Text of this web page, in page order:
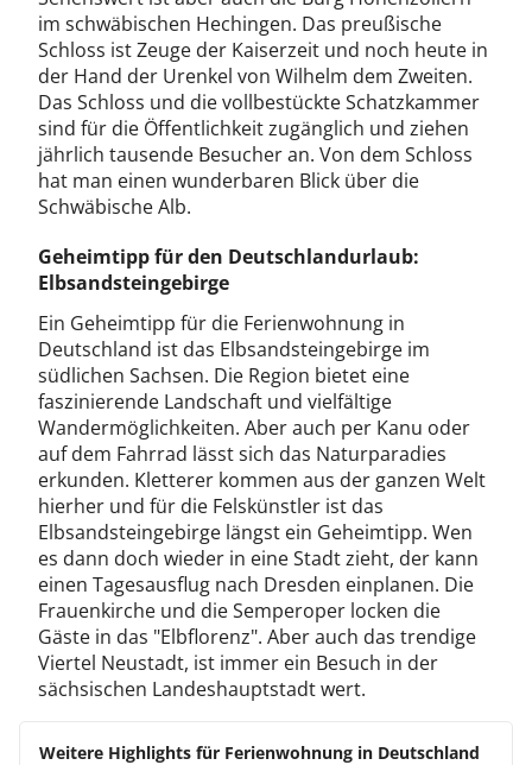
im schwäbischen Hechingen. Das preußische
Schloss ist Zeuge der Kaiserzeit und noch heute in
der Hand der Urenkel von Wilhelm dem Zweiten.
Das Schloss und die vollbestückte Schatzkammer
sind für die Öffentlichkeit zugänglich und ziehen
jährlich tausende Besucher an. Von dem Schloss
hat man einen wunderbaren Blick über die
Schwäbische Alb.
Geheimtipp für den Deutschlandurlaub:
Elbsandsteingebirge
Ein Geheimtipp für die Ferienwohnung in
Deutschland ist das Elbsandsteingebirge im
südlichen Sachsen. Die Region bietet eine
faszinierende Landschaft und vielfältige
Wandermöglichkeiten. Aber auch per Kanu oder
auf dem Fahrrad lässt sich das Naturparadies
erkunden. Kletterer kommen aus der ganzen Welt
hierher und für die Felskünstler ist das
Elbsandsteingebirge längst ein Geheimtipp. Wen
es dann doch wieder in eine Stadt zieht, der kann
einen Tagesausflug nach Dresden einplanen. Die
Frauenkirche und die Semperoper locken die
Gäste in das "Elbflorenz". Aber auch das trendige
Viertel Neustadt, ist immer ein Besuch in der
sächsischen Landeshauptstadt wert.
Weitere Highlights für Ferienwohnung in Deutschland